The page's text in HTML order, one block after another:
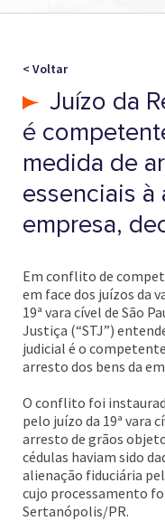
< Voltar
Juízo da
é
medida de
essenciais
empresa,
Em conflito de
em face dos juízos da
19ª vara cível de São
Justiça (“STJ”)
judicial é o
arresto dos bens da
O conflito foi
pelo juízo da 19ª vara
arresto de grãos
cédulas haviam sido
alienação fiduciária
cujo processamento
Sertanópolis/PR.